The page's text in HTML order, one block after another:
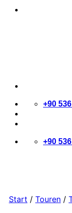
+90
+90
Start / Touren /